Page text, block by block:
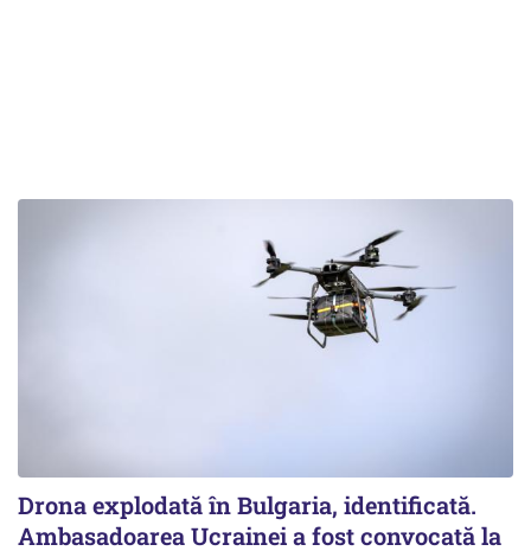
Drona explodată în Bulgaria, identificată.
Ambasadoarea Ucrainei a fost convocată la